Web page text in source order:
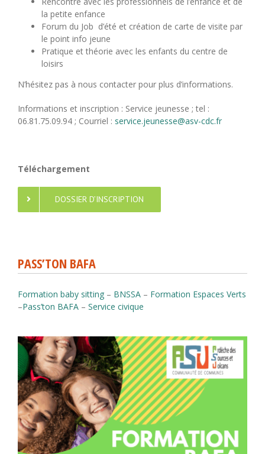
la petite enfance
Forum du Job d’été et création de carte de visite par
le point info jeune
Pratique et théorie avec les enfants du centre de
loisirs
N’hésitez pas à nous contacter pour plus d’informations.
Informations et inscription : Service jeunesse ; tel :
06.81.75.09.94 ; Courriel : service.jeunesse@asv-cdc.fr
Téléchargement
DOSSIER D’INSCRIPTION
PASS’TON BAFA
Formation baby sitting – BNSSA – Formation Espaces Verts
–Pass’ton BAFA – Service civique